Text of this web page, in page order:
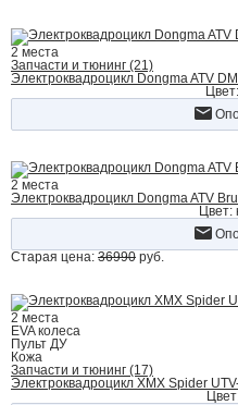
2 места
Запчасти и тюнинг (21)
Электроквадроцикл Dongma ATV
2 места
Электроквадроцикл Dongma ATV
Цвет:
Старая цена: 36990 руб.
2 места
EVA колеса
Пульт ДУ
Кожа
Запчасти и тюнинг (17)
Электроквадроцикл XMX Spider